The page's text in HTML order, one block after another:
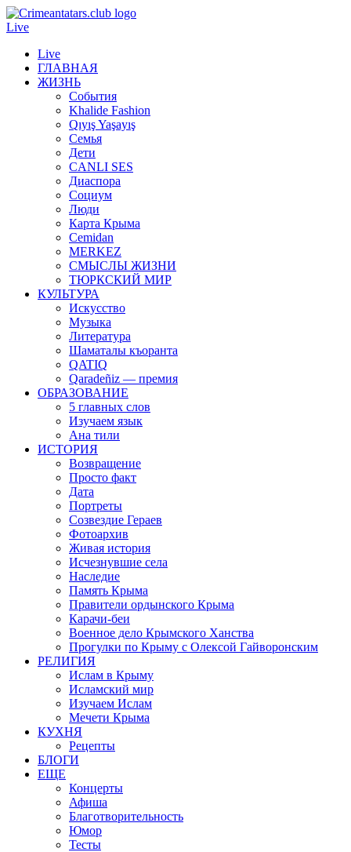
Live
Live
ГЛАВНАЯ
ЖИЗНЬ
События
Khalide Fashion
Qıyış Yaşayış
Семья
Дети
CANLI SES
Диаспора
Социум
Люди
Карта Крыма
Cemidan
МERKEZ
СМЫСЛЫ ЖИЗНИ
ТЮРКСКИЙ МИР
КУЛЬТУРА
Искусство
Музыка
Литература
Шаматалы къоранта
QATIQ
Qaradeñiz — премия
ОБРАЗОВАНИЕ
5 главных слов
Изучаем язык
Ана тили
ИСТОРИЯ
Возвращение
Просто факт
Дата
Портреты
Созвездие Гераев
Фотоархив
Живая история
Исчезнувшие села
Наследие
Память Крыма
Правители ордынского Крыма
Карачи-беи
Военное дело Крымского Ханства
Прогулки по Крыму с Олексой Гайворонским
РЕЛИГИЯ
Ислам в Крыму
Исламский мир
Изучаем Ислам
Мечети Крыма
КУХНЯ
Рецепты
БЛОГИ
ЕЩЕ
Концерты
Афиша
Благотворительность
Юмор
Тесты